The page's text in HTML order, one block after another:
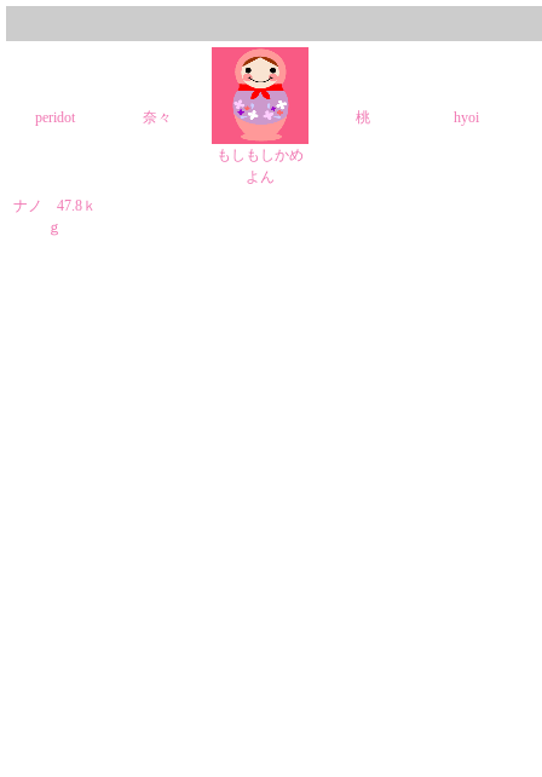
peridot 奈々
もしもしかめ
よん
桃 hyoi
ナノ 47.8ｋ
ｇ